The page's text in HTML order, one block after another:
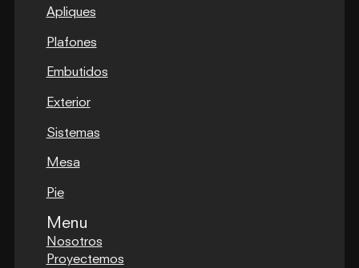
Apliques
Plafones
Embutidos
Exterior
Sistemas
Mesa
Pie
Menu
Nosotros
Proyectemos